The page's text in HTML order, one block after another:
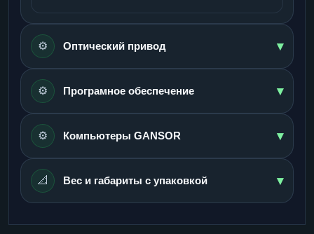
⚙️ Оптический привод ▾
⚙️ Програмное обеспечение ▾
⚙️ Компьютеры GANSOR ▾
📐 Вес и габариты с упаковкой ▾